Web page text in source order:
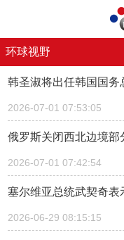
环球视野
韩圣淑将出任韩国国务
2026-07-01 07:53:05
俄罗斯关闭西北边境部
2026-07-01 07:42:54
塞尔维亚总统武契奇表
2026-06-29 08:15:15